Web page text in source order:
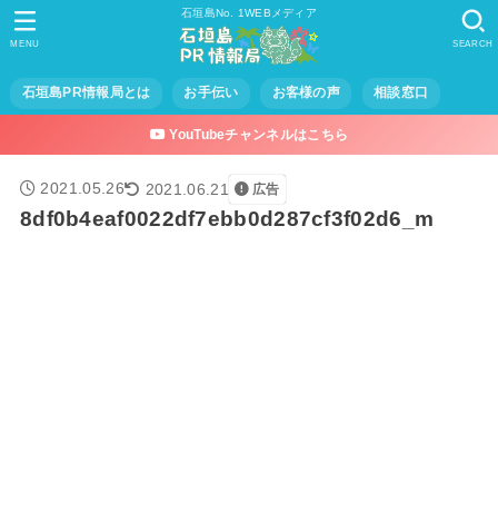
石垣島No. 1WEBメディア
石垣島PR情報局とは お手伝い お客様の声 相談窓口
SEARCH
MENU
YouTubeチャンネルはこちら
2021.05.26 2021.06.21 広告
8df0b4eaf0022df7ebb0d287cf3f02d6_m